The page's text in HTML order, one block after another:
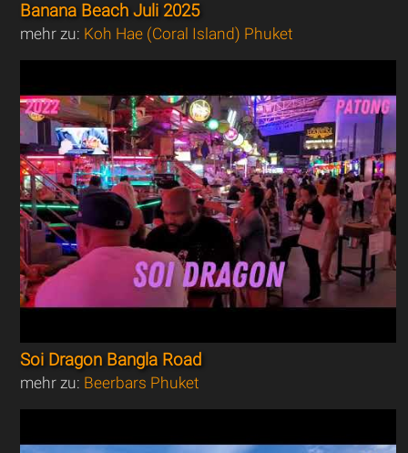
Banana Beach Juli 2025
mehr zu: Koh Hae (Coral Island) Phuket
Soi Dragon Bangla Road
mehr zu: Beerbars Phuket